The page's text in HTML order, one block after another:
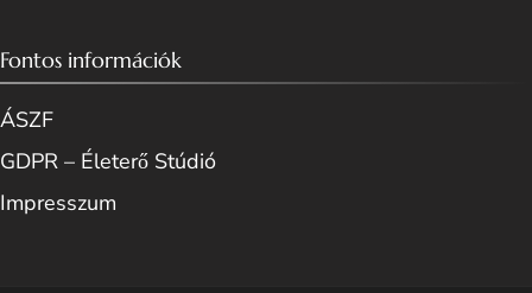
Fontos információk
ÁSZF
GDPR – Életerő Stúdió
Impresszum